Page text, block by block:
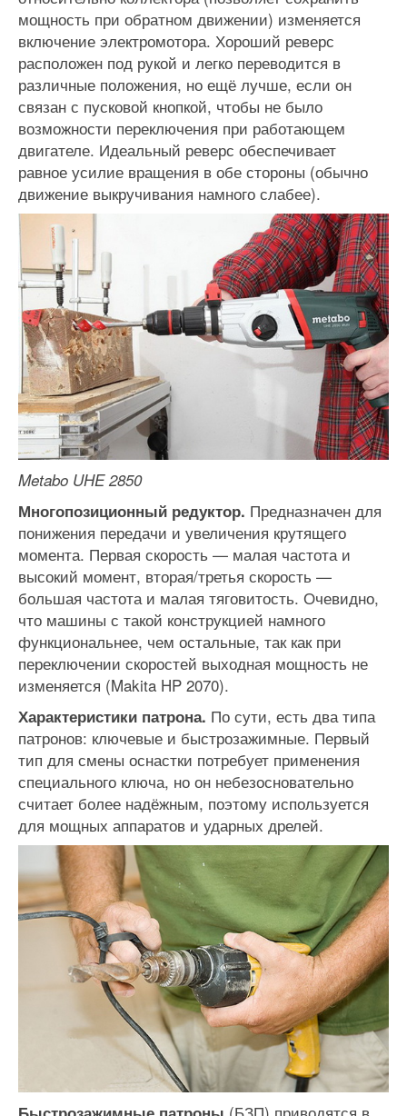
мощность при обратном движении) изменяется
включение электромотора. Хороший реверс
расположен под рукой и легко переводится в
различные положения, но ещё лучше, если он
связан с пусковой кнопкой, чтобы не было
возможности переключения при работающем
двигателе. Идеальный реверс обеспечивает
равное усилие вращения в обе стороны (обычно
движение выкручивания намного слабее).
Metabo UHE 2850
Многопозиционный редуктор. Предназначен для
понижения передачи и увеличения крутящего
момента. Первая скорость — малая частота и
высокий момент, вторая/третья скорость —
большая частота и малая тяговитость. Очевидно,
что машины с такой конструкцией намного
функциональнее, чем остальные, так как при
переключении скоростей выходная мощность не
изменяется (Makita HP 2070).
Характеристики патрона. По сути, есть два типа
патронов: ключевые и быстрозажимные. Первый
тип для смены оснастки потребует применения
специального ключа, но он небезосновательно
считает более надёжным, поэтому используется
для мощных аппаратов и ударных дрелей.